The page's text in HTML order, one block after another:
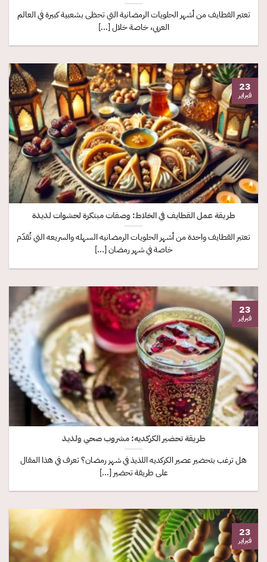
تعتبر القطايف من أشهر الحلويات الرمضانية التي تحظى بشعبية كبيرة في العالم
العربي، خاصة خلال [...]
طريقة عمل القطايف في الخلاط: وصفات مبتكرة لحشوات لذيذة
تعتبر القطايف واحدة من أشهر الحلويات الرمضانيه السهله والسريعه التي تُقدّم
خاصة في شهر رمضان [...]
23
فبراير
طريقة تحضير الكركديه: مشروب صحي ولذيذ
هل ترغب بتحضير عصير الكركديه اللذيذ في شهر رمضان؟ تعرف في هذا المقال
على طريقة تحضير [...]
23
فبراير
23
فبراير